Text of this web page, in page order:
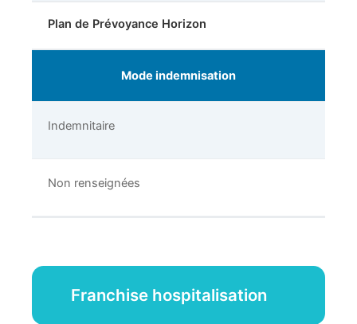
Plan de Prévoyance Horizon
Mode indemnisation
Indemnitaire
Non renseignées
Franchise hospitalisation